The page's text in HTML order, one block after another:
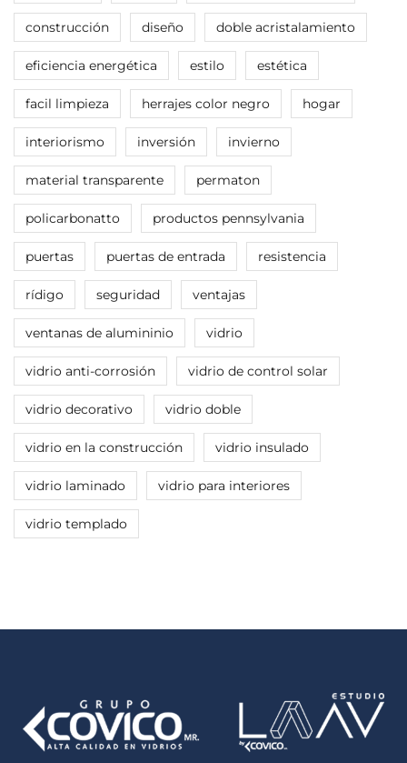
construcción diseño doble acristalamiento
eficiencia energética estilo estética
facil limpieza herrajes color negro hogar
interiorismo inversión invierno
material transparente permaton
policarbonatto productos pennsylvania
puertas puertas de entrada resistencia
rídigo seguridad ventajas
ventanas de alumininio vidrio
vidrio anti-corrosión vidrio de control solar
vidrio decorativo vidrio doble
vidrio en la construcción vidrio insulado
vidrio laminado vidrio para interiores
vidrio templado